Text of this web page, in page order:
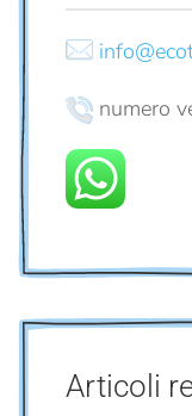
numero
Articoli